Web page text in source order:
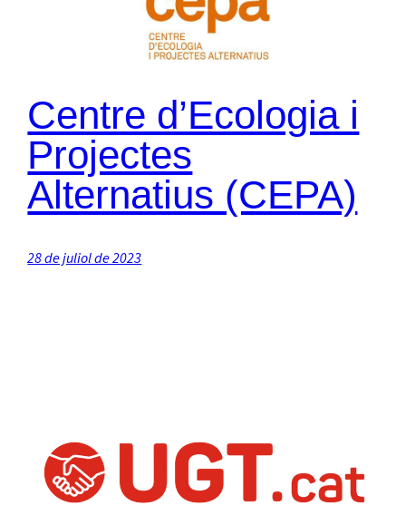
Centre d’Ecologia i
Projectes
Alternatius (CEPA)
28 de juliol de 2023